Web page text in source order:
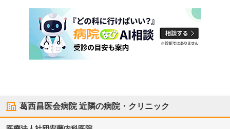
葛西昌医会病院近隣の病院・クリニック